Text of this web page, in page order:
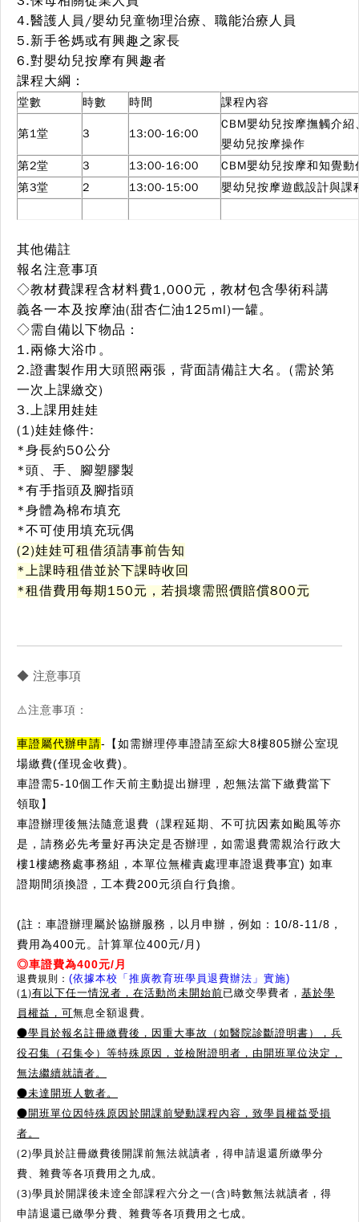
4.醫護人員/嬰幼兒童物理治療、職能治療人員
5.新手爸媽或有興趣之家長
6.對嬰幼兒按摩有興趣者
課程大綱：
堂數 時數 時間 課程內容
第1堂 3 13:00-16:00
CBM嬰幼兒按摩撫觸介
嬰幼兒按摩操作
第2堂
3 13:00-16:00
CBM嬰幼兒按摩和知覺動
第3堂
2 13:00-15:00 嬰幼兒按摩遊戲設計與課
其他備註
報名注意事項
◇教材費課程含材料費1,000元，教材包含學術科講
義各一本及按摩油(甜杏仁油125ml)一罐。
◇需自備以下物品：
1.兩條大浴巾。
2.證書製作用大頭照兩張，背面請備註大名。(需於第
一次上課繳交)
3.上課用娃娃
(1)娃娃條件:
*身長約50公分
*頭、手、腳塑膠製
*有手指頭及腳指頭
*身體為棉布填充
*不可使用填充玩偶
(2)娃娃可租借須請事前告知
*上課時租借並於下課時收回
*租借費用每期150元，若損壞需照價賠償800元
◆ 注意事項
⚠️注意事項：
車證屬代辦申請-【如需辦理停車證請至綜大8樓805辦公室現
場繳費(僅現金收費)。
車證需5-10個工作天前主動提出辦理，恕無法當下繳費當下
領取】
車證辦理後無法隨意退費（課程延期、不可抗因素如颱風等亦
是，請務必先考量好再決定是否辦理，如需退費需親洽行政大
樓1樓總務處事務組，本單位無權責處理車證退費事宜) 如車
證期間須換證，工本費200元須自行負擔。
(註：車證辦理屬於協辦服務，以月申辦，例如：10/8-11/8，
費用為400元。計算單位400元/月)
◎車證費為400元/月
退費規則： (依據本校「推廣教育班學員退費辦法」實施)
(1)有以下任一情況者，在活動尚未開始前已繳交學費者， 基於學
員權益，可無息全額退費。
●學員於報名註冊繳費後，因重大事故（如醫院診斷證明書），兵
役召集（召集令）等特殊原因，並檢附證明者，由開班單位決定，
無法繼續就讀者。
●未達開班人數者。
●開班單位因特殊原因於開課前變動課程內容，致學員權益受損
者。
(2)學員於註冊繳費後開課前無法就讀者，得申請退還所繳學分
費、雜費等各項費用之九成。
(3)學員於開課後未逹全部課程六分之一(含)時數無法就讀者，得
申請退還已繳學分費、雜費等各項費用之七成。